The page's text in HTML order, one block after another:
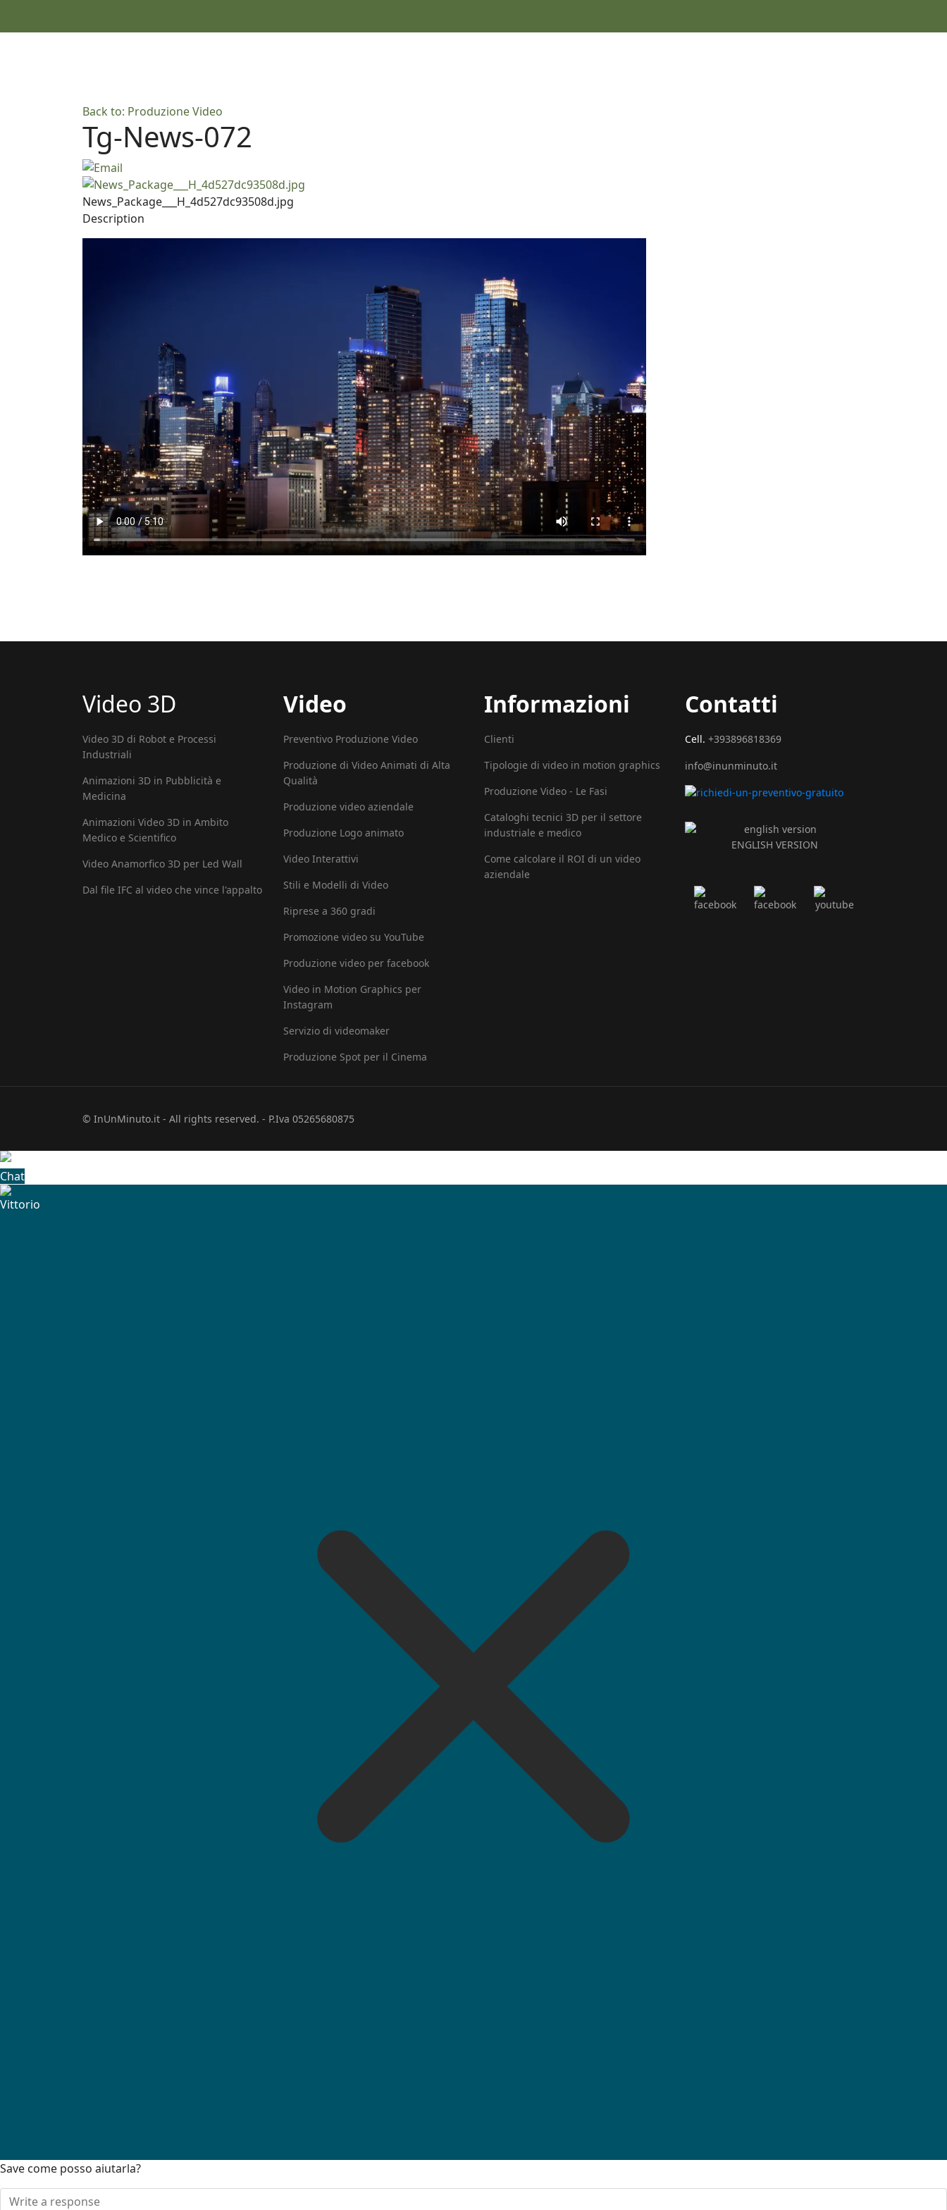
Back to: Produzione Video
Tg-News-072
News_Package___H_4d527dc93508d.jpg
Description
Video 3D
Video 3D di Robot e Processi
Industriali
Animazioni 3D in Pubblicità e
Medicina
Animazioni Video 3D in Ambito
Medico e Scientifico
Video Anamorfico 3D per Led Wall
Dal file IFC al video che vince l'appalto
Video
Preventivo Produzione Video
Produzione di Video Animati di Alta
Qualità
Produzione video aziendale
Produzione Logo animato
Video Interattivi
Stili e Modelli di Video
Riprese a 360 gradi
Promozione video su YouTube
Produzione video per facebook
Video in Motion Graphics per
Instagram
Servizio di videomaker
Produzione Spot per il Cinema
Informazioni
Clienti
Tipologie di video in motion graphics
Produzione Video - Le Fasi
Cataloghi tecnici 3D per il settore
industriale e medico
Come calcolare il ROI di un video
aziendale
Contatti
Cell. +393896818369
info@inunminuto.it
ENGLISH VERSION
© InUnMinuto.it - All rights reserved. - P.Iva 05265680875
Chat
Vittorio
Save come posso aiutarla?